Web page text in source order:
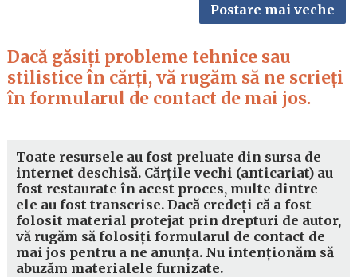
Postare mai veche
Dacă găsiți probleme tehnice sau
stilistice în cărți, vă rugăm să ne scrieți
în formularul de contact de mai jos.
Toate resursele au fost preluate din sursa de
internet deschisă. Cărțile vechi (anticariat) au
fost restaurate în acest proces, multe dintre
ele au fost transcrise. Dacă credeți că a fost
folosit material protejat prin drepturi de autor,
vă rugăm să folosiți formularul de contact de
mai jos pentru a ne anunța. Nu intenționăm să
abuzăm materialele furnizate.